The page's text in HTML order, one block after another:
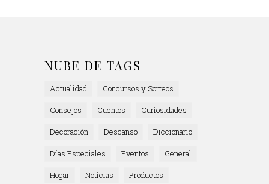
NUBE DE TAGS
Actualidad
Concursos y Sorteos
Consejos
Cuentos
Curiosidades
Decoración
Descanso
Diccionario
Días Especiales
Eventos
General
Hogar
Noticias
Productos